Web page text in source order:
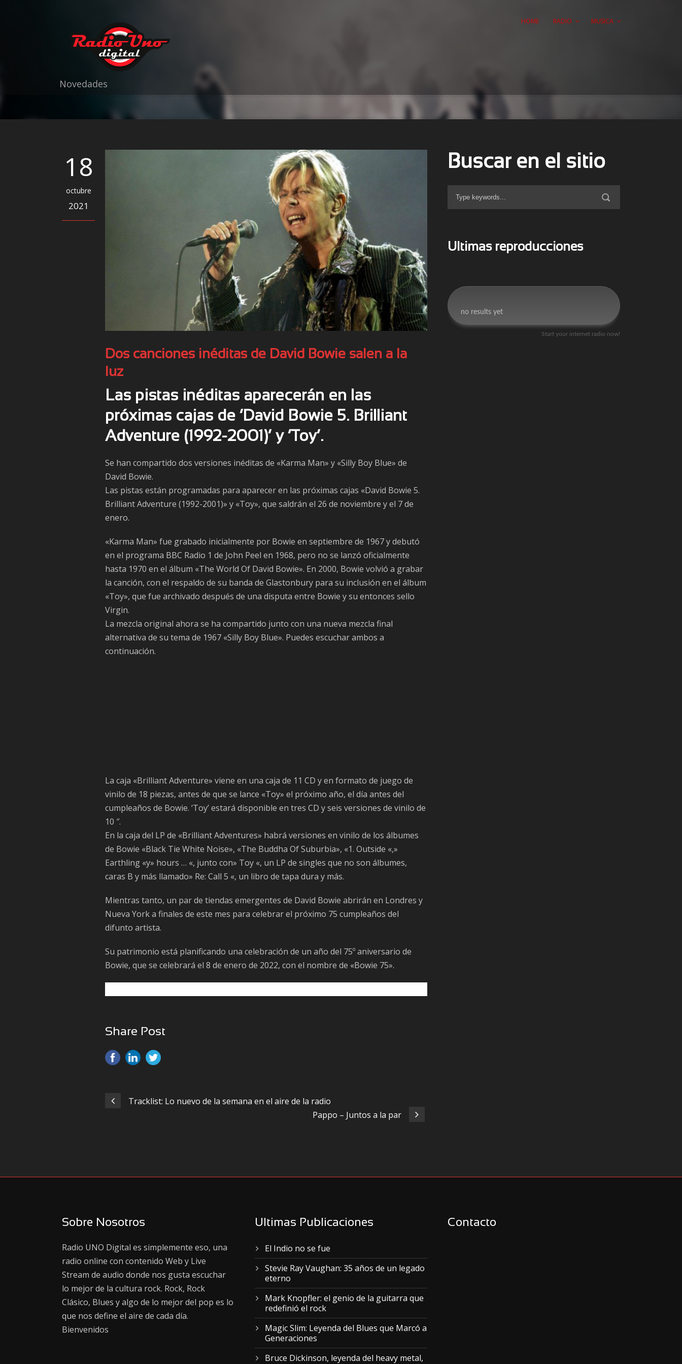
HOME RADIO MUSICA
Novedades
18
octubre
2021
Dos canciones inéditas de David Bowie salen a la
luz
Las pistas inéditas aparecerán en las
próximas cajas de ‘David Bowie 5. Brilliant
Adventure (1992-2001)’ y ‘Toy’.
Se han compartido dos versiones inéditas de «Karma Man» y «Silly Boy Blue» de
David Bowie.
Las pistas están programadas para aparecer en las próximas cajas «David Bowie 5.
Brilliant Adventure (1992-2001)» y «Toy», que saldrán el 26 de noviembre y el 7 de
enero.
«Karma Man» fue grabado inicialmente por Bowie en septiembre de 1967 y debutó
en el programa BBC Radio 1 de John Peel en 1968, pero no se lanzó oficialmente
hasta 1970 en el álbum «The World Of David Bowie». En 2000, Bowie volvió a grabar
la canción, con el respaldo de su banda de Glastonbury para su inclusión en el álbum
«Toy», que fue archivado después de una disputa entre Bowie y su entonces sello
Virgin.
La mezcla original ahora se ha compartido junto con una nueva mezcla final
alternativa de su tema de 1967 «Silly Boy Blue». Puedes escuchar ambos a
continuación.
La caja «Brilliant Adventure» viene en una caja de 11 CD y en formato de juego de
vinilo de 18 piezas, antes de que se lance «Toy» el próximo año, el día antes del
cumpleaños de Bowie. ‘Toy’ estará disponible en tres CD y seis versiones de vinilo de
10 ″.
En la caja del LP de «Brilliant Adventures» habrá versiones en vinilo de los álbumes
de Bowie «Black Tie White Noise», «The Buddha Of Suburbia», «1. Outside «,»
Earthling «y» hours … «, junto con» Toy «, un LP de singles que no son álbumes,
caras B y más llamado» Re: Call 5 «, un libro de tapa dura y más.
Mientras tanto, un par de tiendas emergentes de David Bowie abrirán en Londres y
Nueva York a finales de este mes para celebrar el próximo 75 cumpleaños del
difunto artista.
Su patrimonio está planificando una celebración de un año del 75º aniversario de
Bowie, que se celebrará el 8 de enero de 2022, con el nombre de «Bowie 75».
Share Post
Tracklist: Lo nuevo de la semana en el aire de la radio
Pappo – Juntos a la par
Buscar en el sitio
Ultimas reproducciones
Sobre Nosotros
Radio UNO Digital es simplemente eso, una
radio online con contenido Web y Live
Stream de audio donde nos gusta escuchar
lo mejor de la cultura rock. Rock, Rock
Clásico, Blues y algo de lo mejor del pop es lo
que nos define el aire de cada día.
Bienvenidos
Ultimas Publicaciones
El Indio no se fue
Stevie Ray Vaughan: 35 años de un legado
eterno
Mark Knopfler: el genio de la guitarra que
redefinió el rock
Magic Slim: Leyenda del Blues que Marcó a
Generaciones
Bruce Dickinson, leyenda del heavy metal,
Contacto